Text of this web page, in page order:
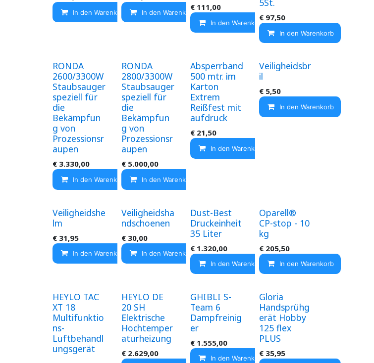
In den Warenkorb In den Warenkorb
€ 111,00
In den Warenkorb
5St.
€ 97,50
In den Warenkorb
RONDA
2600/3300W
Staubsauger
speziell für
die
Bekämpfun
g von
Prozessionsr
aupen
€ 3.330,00
In den Warenkorb
RONDA
2800/3300W
Staubsauger
speziell für
die
Bekämpfun
g von
Prozessionsr
aupen
€ 5.000,00
In den Warenkorb
Absperrband
500 mtr. im
Karton
Extrem
Reißfest mit
aufdruck
€ 21,50
In den Warenkorb
Veiligheidsbr
il
€ 5,50
In den Warenkorb
Veiligheidshe
lm
€ 31,95
In den Warenkorb
Veiligheidsha
ndschoenen
€ 30,00
In den Warenkorb
Dust-Best
Druckeinheit
35 Liter
€ 1.320,00
In den Warenkorb
Oparell®
CP-stop - 10
kg
€ 205,50
In den Warenkorb
HEYLO TAC
XT 18
Multifunktio
ns-
Luftbehandl
ungsgerät
HEYLO DE
20 SH
Elektrische
Hochtemper
aturheizung
€ 2.629,00
GHIBLI S-
Team 6
Dampfreinig
er
€ 1.555,00
In den Warenkorb
Gloria
Handsprühg
erät Hobby
125 flex
PLUS
€ 35,95